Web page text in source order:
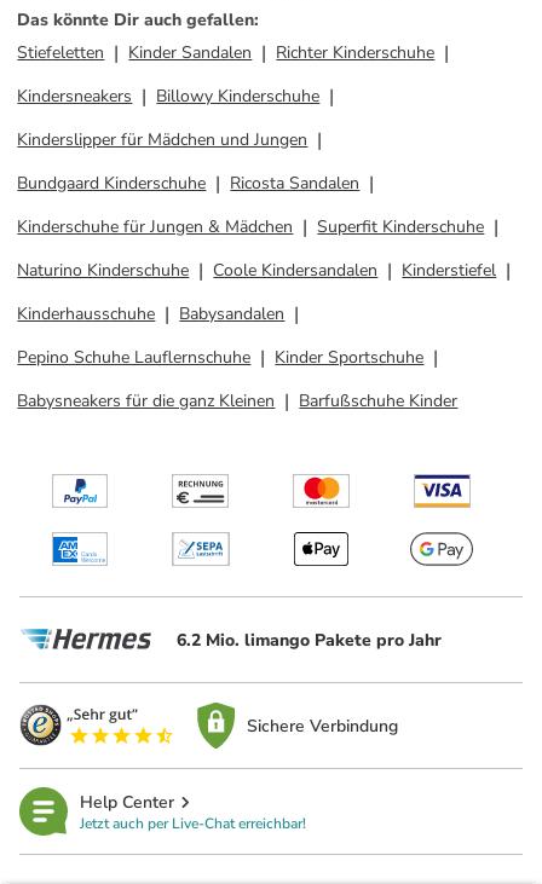
Das könnte Dir auch gefallen:
Stiefeletten
Kinder Sandalen
Richter Kinderschuhe
Kindersneakers
Billowy Kinderschuhe
Kinderslipper für Mädchen und Jungen
Bundgaard Kinderschuhe
Ricosta Sandalen
Kinderschuhe für Jungen & Mädchen
Superfit Kinderschuhe
Naturino Kinderschuhe
Coole Kindersandalen
Kinderstiefel
Kinderhausschuhe
Babysandalen
Pepino Schuhe Lauflernschuhe
Kinder Sportschuhe
Babysneakers für die ganz Kleinen
Barfußschuhe Kinder
6.2 Mio. limango Pakete pro Jahr
Sichere Verbindung
Help Center
Jetzt auch per Live-Chat erreichbar!